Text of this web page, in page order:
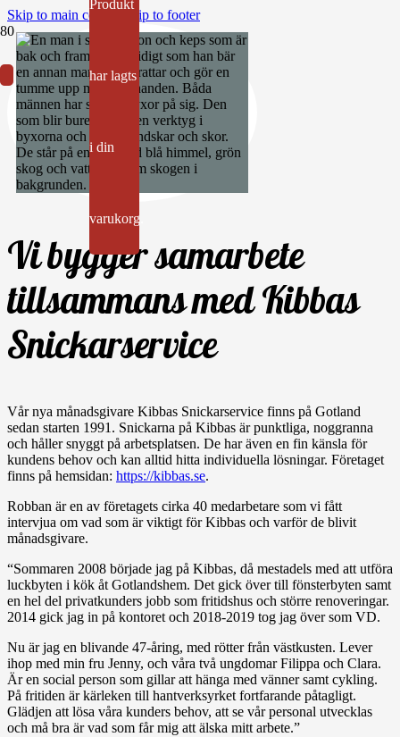
Skip to main content Skip to footer
Produkt
har lagts
i din
varukorg.
Vi bygger samarbete
tillsammans med Kibbas
Snickarservice
Vår nya månadsgivare Kibbas Snickarservice finns på Gotland
sedan starten 1991. Snickarna på Kibbas är punktliga, noggranna
och håller snyggt på arbetsplatsen. De har även en fin känsla för
kundens behov och kan alltid hitta individuella lösningar. Företaget
finns på hemsidan: https://kibbas.se.
Robban är en av företagets cirka 40 medarbetare som vi fått
intervjua om vad som är viktigt för Kibbas och varför de blivit
månadsgivare.
“Sommaren 2008 började jag på Kibbas, då mestadels med att utföra
luckbyten i kök åt Gotlandshem. Det gick över till fönsterbyten samt
en hel del privatkunders jobb som fritidshus och större renoveringar.
2014 gick jag in på kontoret och 2018-2019 tog jag över som VD.
Nu är jag en blivande 47-åring, med rötter från västkusten. Lever
ihop med min fru Jenny, och våra två ungdomar Filippa och Clara.
Är en social person som gillar att hänga med vänner samt cykling.
På fritiden är kärleken till hantverksyrket fortfarande påtagligt.
Glädjen att lösa våra kunders behov, att se vår personal utvecklas
och må bra är vad som får mig att älska mitt arbete.”